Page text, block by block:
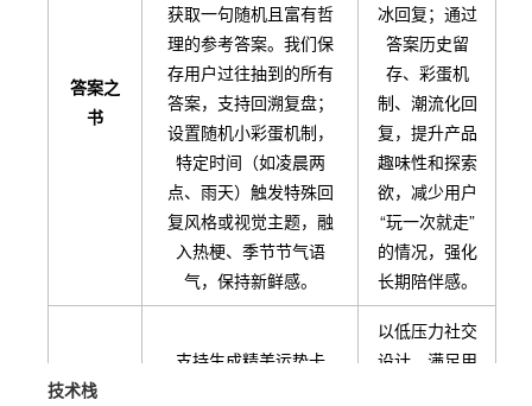
答案之
书
获取一句随机且富有哲
理的参考答案。我们保
存用户过往抽到的所有
答案，支持回溯复盘；
设置随机小彩蛋机制，
特定时间（如凌晨两
点、雨天）触发特殊回
复风格或视觉主题，融
入热梗、季节节气语
气，保持新鲜感。
冰回复；通过
答案历史留
存、彩蛋机
制、潮流化回
复，提升产品
趣味性和探索
欲，减少用户
“玩一次就走”
的情况，强化
长期陪伴感。
支持生成精美运势卡
以低压力社交
设计，满足用
技术栈